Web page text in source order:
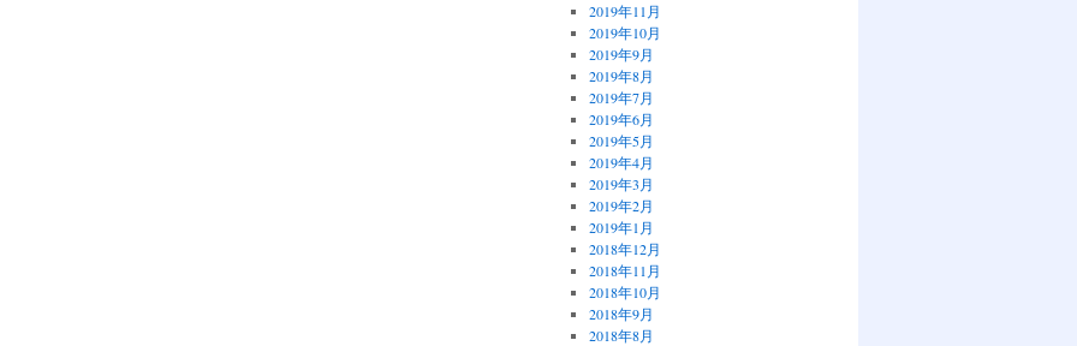
2019年11月
2019年10月
2019年9月
2019年8月
2019年7月
2019年6月
2019年5月
2019年4月
2019年3月
2019年2月
2019年1月
2018年12月
2018年11月
2018年10月
2018年9月
2018年8月